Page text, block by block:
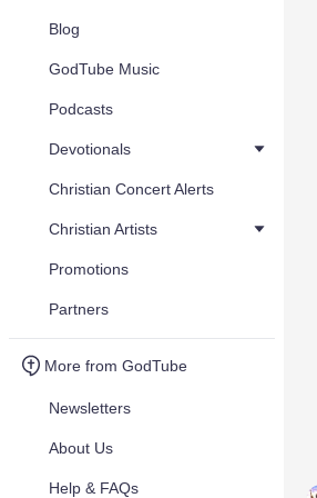
Blog
GodTube Music
Podcasts
Devotionals
Christian Concert Alerts
Christian Artists
Promotions
Partners
More from GodTube
Newsletters
About Us
Help & FAQs